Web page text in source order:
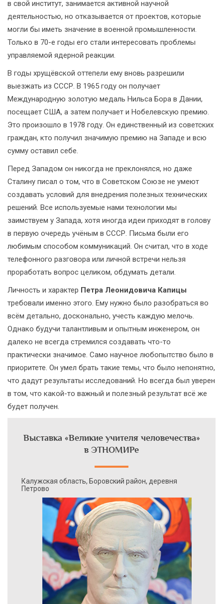
в свой институт, занимается активной научной
деятельностью, но отказывается от проектов, которые
могли бы иметь значение в военной промышленности.
Только в 70-е годы его стали интересовать проблемы
управляемой ядерной реакции.
В годы хрущёвской оттепели ему вновь разрешили
выезжать из СССР. В 1965 году он получает
Международную золотую медаль Нильса Бора в Дании,
посещает США, а затем получает и Нобелевскую премию.
Это произошло в 1978 году. Он единственный из советских
граждан, кто получил значимую премию на Западе и всю
сумму оставил себе.
Перед Западом он никогда не преклонялся, но даже
Сталину писал о том, что в Советском Союзе не умеют
создавать условий для внедрения полезных технических
решений. Все используемые нами технологии мы
заимствуем у Запада, хотя иногда идеи приходят в голову
в первую очередь учёным в СССР. Письма были его
любимым способом коммуникаций. Он считал, что в ходе
телефонного разговора или личной встречи нельзя
проработать вопрос целиком, обдумать детали.
Личность и характер Петра Леонидовича Капицы
требовали именно этого. Ему нужно было разобраться во
всём детально, досконально, учесть каждую мелочь.
Однако будучи талантливым и опытным инженером, он
далеко не всегда стремился создавать что-то
практически значимое. Само научное любопытство было в
приоритете. Он умел брать такие темы, что было непонятно,
что дадут результаты исследований. Но всегда был уверен
в том, что какой-то важный и полезный результат всё же
будет получен.
Выставка «Великие учителя человечества»
в ЭТНОМИРе
Калужская область, Боровский район, деревня
Петрово